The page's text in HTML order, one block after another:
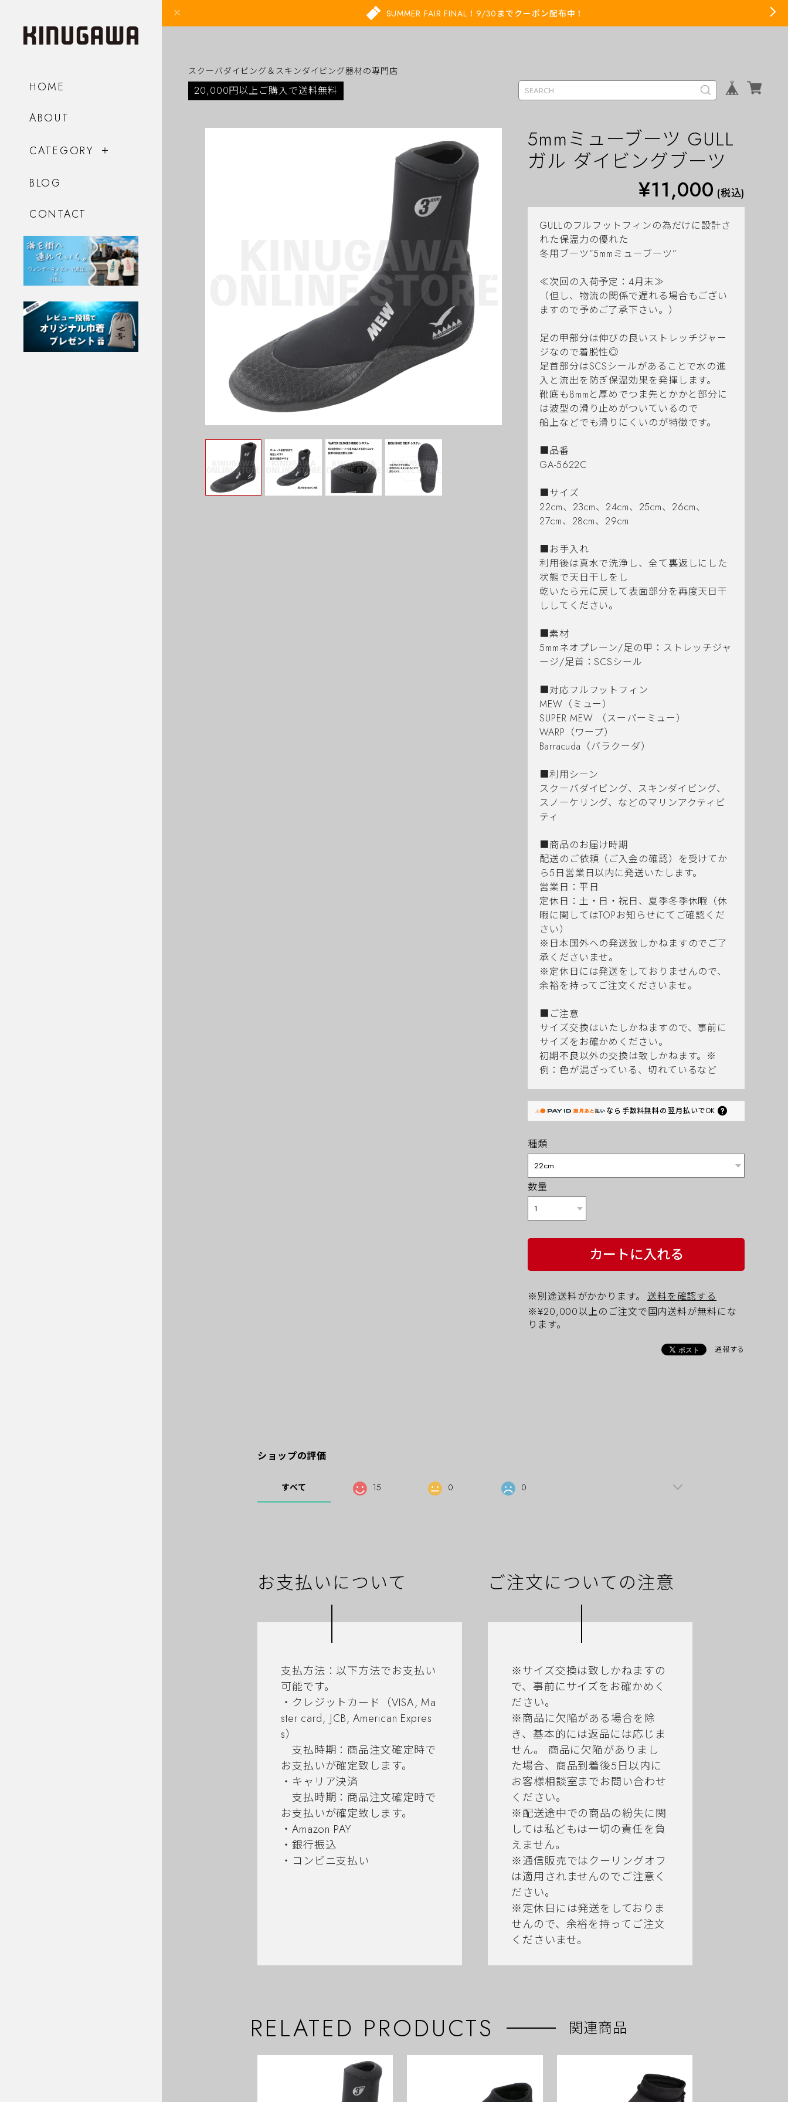
HOME
ABOUT
CATEGORY
BLOG
CONTACT
SUMMER FAIR FINAL！9/30までクーポン配布中！
スクーバダイビング＆スキンダイビング器材の専門店
20,000円以上ご購入で送料無料
5mmミューブーツ GULL
ガル ダイビングブーツ
¥11,000 (税込)
GULLのフルフットフィンの為だけに設計さ
れた保温力の優れた
冬用ブーツ”5mmミューブーツ”
≪次回の入荷予定：4月末≫
（但し、物流の関係で遅れる場合もござい
ますので予めご了承下さい。）
足の甲部分は伸びの良いストレッチジャー
ジなので着脱性◎
足首部分はSCSシールがあることで水の進
入と流出を防ぎ保温効果を発揮します。
靴底も8mmと厚めでつま先とかかと部分に
は波型の滑り止めがついているので
船上などでも滑りにくいのが特徴です。
■品番
GA-5622C
■サイズ
22cm、23cm、24cm、25cm、26cm、
27cm、28cm、29cm
■お手入れ
利用後は真水で洗浄し、全て裏返しにした
状態で天日干しをし
乾いたら元に戻して表面部分を再度天日干
ししてください。
■素材
5mmネオプレーン/足の甲：ストレッチジャ
ージ/足首：SCSシール
■対応フルフットフィン
MEW（ミュー）
SUPER MEW （スーパーミュー）
WARP（ワープ）
Barracuda（バラクーダ）
■利用シーン
スクーバダイビング、スキンダイビング、
スノーケリング、などのマリンアクティビ
ティ
■商品のお届け時期
配送のご依頼（ご入金の確認）を受けてか
ら5日営業日以内に発送いたします。
営業日：平日
定休日：土・日・祝日、夏季冬季休暇（休
暇に関してはTOPお知らせにてご確認くだ
さい）
※日本国外への発送致しかねますのでご了
承くださいませ。
※定休日には発送をしておりませんので、
余裕を持ってご注文くださいませ。
■ご注意
サイズ交換はいたしかねますので、事前に
サイズをお確かめください。
初期不良以外の交換は致しかねます。※
例：色が混ざっている、切れているなど
なら 手数料無料の翌月払いでOK
種類
数量
カートに入れる
※別途送料がかかります。
送料を確認する
※¥20,000以上のご注文で国内送料が無料にな
ります。
通報する
ショップの評価
すべて 15 0 0
お支払いについて
支払方法：以下方法でお支払い
可能です。
・クレジットカード（VISA, Ma
ster card, JCB, American Expres
s）
支払時期：商品注文確定時で
お支払いが確定致します。
・キャリア決済
支払時期：商品注文確定時で
お支払いが確定致します。
・Amazon PAY
・銀行振込
・コンビニ支払い
ご注文についての注意
※サイズ交換は致しかねますの
で、事前にサイズをお確かめく
ださい。
※商品に欠陥がある場合を除
き、基本的には返品には応じま
せん。 商品に欠陥がありまし
た場合、商品到着後5日以内に
お客様相談室までお問い合わせ
ください。
※配送途中での商品の紛失に関
しては私どもは一切の責任を負
えません。
※通信販売ではクーリングオフ
は適用されませんのでご注意く
ださい。
※定休日には発送をしておりま
せんので、余裕を持ってご注文
くださいませ。
RELATED PRODUCTS 関連商品